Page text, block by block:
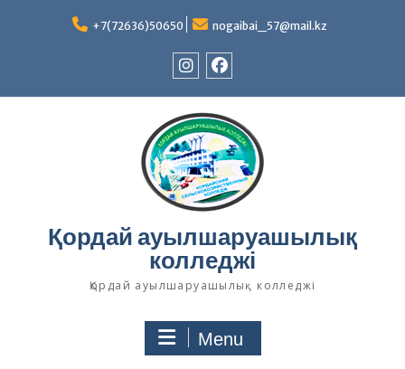
+7(72636)50650 nogaibai_57@mail.kz
Қордай ауылшаруашылық
колледжі
Қордай ауылшаруашылық колледжі
Menu